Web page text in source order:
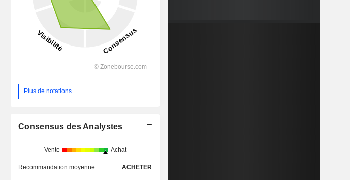
Plus de notations
Consensus des Analystes
Vente Achat
Recommandation moyenne ACHETER